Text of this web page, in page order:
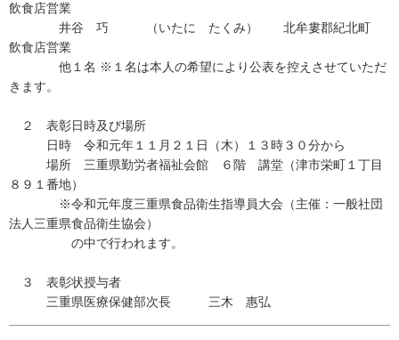
飲食店営業
井谷 巧 （いたに たくみ） 北牟婁郡紀北町
飲食店営業
他１名 ※１名は本人の希望により公表を控えさせていただ
きます。
２ 表彰日時及び場所
日時 令和元年１１月２１日（木）１３時３０分から
場所 三重県勤労者福祉会館 ６階 講堂（津市栄町１丁目
８９１番地）
※令和元年度三重県食品衛生指導員大会（主催：一般社団
法人三重県食品衛生協会）
の中で行われます。
３ 表彰状授与者
三重県医療保健部次長 三木 惠弘